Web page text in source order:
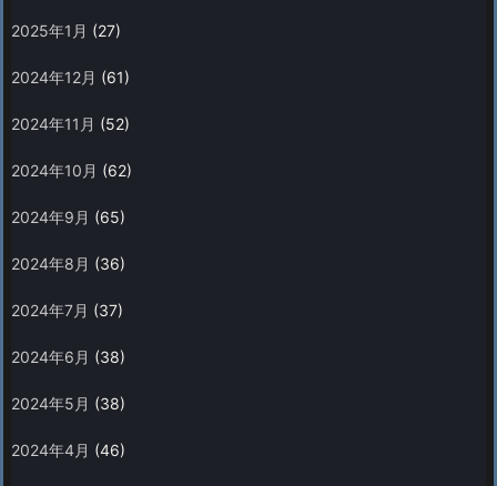
2025年1月 (27)
2024年12月 (61)
2024年11月 (52)
2024年10月 (62)
2024年9月 (65)
2024年8月 (36)
2024年7月 (37)
2024年6月 (38)
2024年5月 (38)
2024年4月 (46)